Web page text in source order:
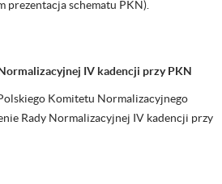
prezentacja schematu PKN).
IV kadencji przy PKN
Komitetu Normalizacyjnego
Rady Normalizacyjnej IV kadencji przy